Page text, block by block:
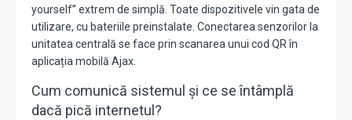
yourself” extrem de simplă. Toate dispozitivele vin gata de
utilizare, cu bateriile preinstalate. Conectarea senzorilor la
unitatea centrală se face prin scanarea unui cod QR în
aplicația mobilă Ajax.
Cum comunică sistemul și ce se întâmplă
dacă pică internetul?